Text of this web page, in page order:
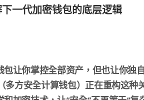
一代加密钱包的底层逻辑
包让你掌控全部资产，但也让你独
多方安全计算钱包）正在重构这种